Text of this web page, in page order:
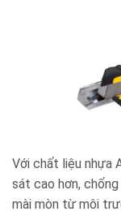
Với chất liệu nhựa
sát cao hơn,
mài mòn từ môi